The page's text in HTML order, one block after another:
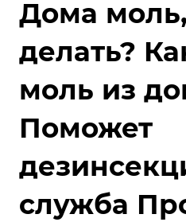
Дома
делать?
моль из
Поможет
служба